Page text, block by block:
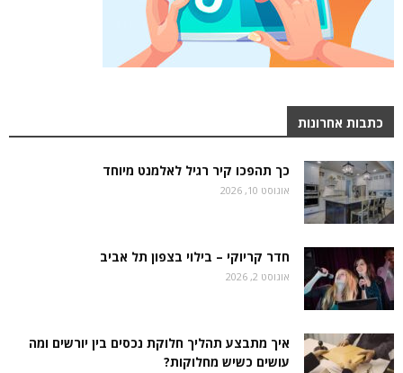
כתבות אחרונות
כך תהפכו קיר רגיל לאלמנט מיוחד
אוגוסט 10, 2026
חדר קריוקי – בילוי בצפון תל אביב
אוגוסט 2, 2026
איך מתבצע תהליך חלוקת נכסים בין יורשים ומה
עושים כשיש מחלוקות?